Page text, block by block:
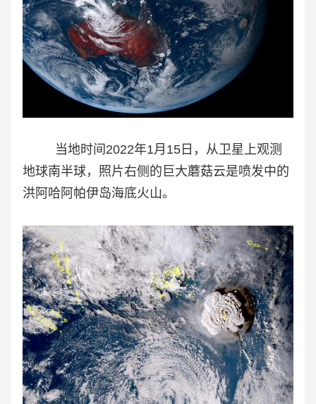
当地时间2022年1月15日，从卫星上观测
地球南半球，照片右侧的巨大蘑菇云是喷发中的
洪阿哈阿帕伊岛海底火山。